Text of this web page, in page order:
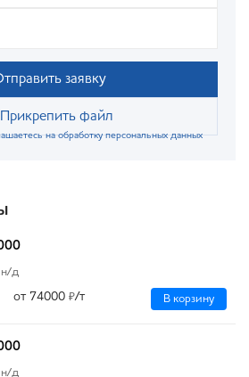
заявку
Прикрепить файл
на обработку персональных данных
н/д
от 74000 ₽/т В корзину
н/д